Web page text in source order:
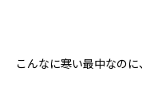
こんなに寒い最中なのに、